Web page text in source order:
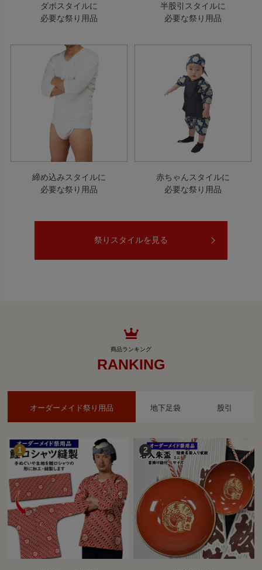
ダボスタイルに
必要な祭り用品
半股引スタイルに
必要な祭り用品
締め込みスタイルに
必要な祭り用品
赤ちゃんスタイルに
必要な祭り用品
祭りスタイルを見る
RANKING
オーダーメイド祭り用品 地下足袋 股引